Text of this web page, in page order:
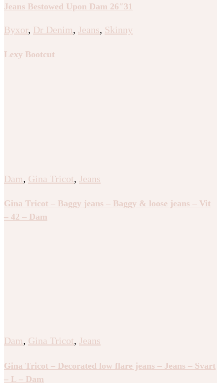
Jeans Bestowed Upon Dam 26″31
Byxor, Dr Denim, Jeans, Skinny
Lexy Bootcut
Dam, Gina Tricot, Jeans
Gina Tricot – Baggy jeans – Baggy & loose jeans – Vit
– 42 – Dam
Dam, Gina Tricot, Jeans
Gina Tricot – Decorated low flare jeans – Jeans – Svart
– L – Dam